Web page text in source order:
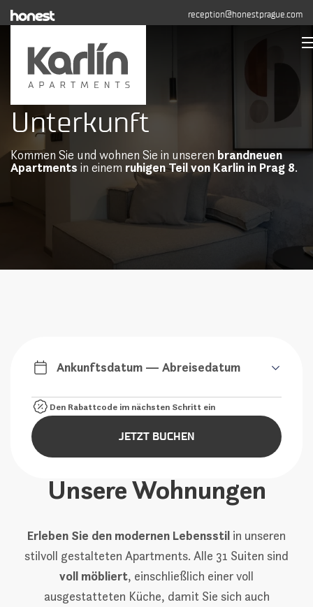
reception@honestprague.com
Unterkunft
Buchung
Fotogalerie
Langfristige Vermietung
Unterkunft
Kommen Sie und wohnen Sie in unseren brandneuen
Apartments in einem ruhigen Teil von Karlin in Prag 8.
Ankunftsdatum — Abreisedatum
JETZT BUCHEN
Unsere Wohnungen
Erleben Sie den modernen Lebensstil in unseren
stilvoll gestalteten Apartments. Alle 31 Suiten sind
voll möbliert, einschließlich einer voll
ausgestatteten Küche, damit Sie sich auch